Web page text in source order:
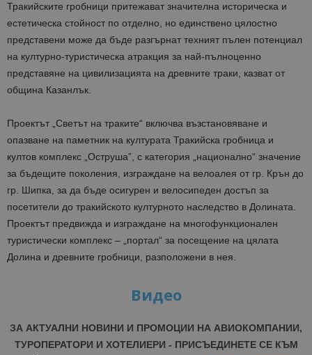
Тракийските гробници притежават значителна историческа и
естетическа стойност по отделно, но единствено цялостно
представени може да бъде разгърнат техният пълен потенциал
на културно-туристическа атракция за най-пълноценно
представяне на цивилизацията на древните траки, казват от
община Казанлък.
Проектът „Светът на траките“ включва възстановяване и
опазване на паметник на културата Тракийска гробница и
култов комплекс „Оструша”, с категория „национално“ значение
за бъдещите поколения, изграждане на велоалея от гр. Крън до
гр. Шипка, за да бъде осигурен и велосипеден достъп за
посетители до тракийското културното наследство в Долината.
Проектът предвижда и изграждане на многофункционален
туристически комплекс – „портал“ за посещение на цялата
Долина и древните гробници, разположени в нея.
Видео
ЗА АКТУАЛНИ НОВИНИ И ПРОМОЦИИ НА АВИОКОМПАНИИ,
ТУРОПЕРАТОРИ И ХОТЕЛИЕРИ - ПРИСЪЕДИНЕТЕ СЕ КЪМ